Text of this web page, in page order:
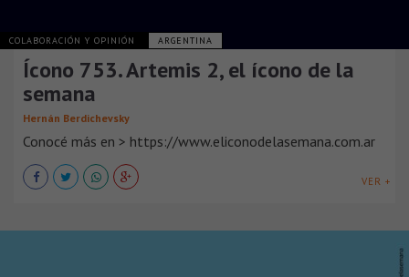
COLABORACIÓN Y OPINIÓN ARGENTINA
Ícono 753. Artemis 2, el ícono de la
semana
Hernán Berdichevsky
Conocé más en > https://www.eliconodelasemana.com.ar
VER +